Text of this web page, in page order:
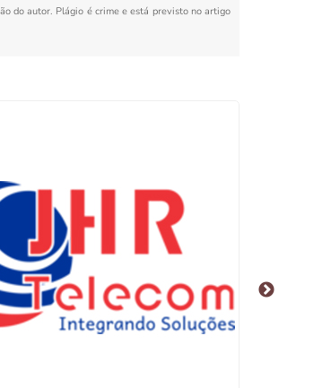
do autor. Plágio é crime e está previsto no artigo